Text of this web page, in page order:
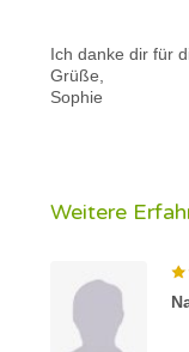
Ich danke dir für
Grüße,
Sophie
Weitere